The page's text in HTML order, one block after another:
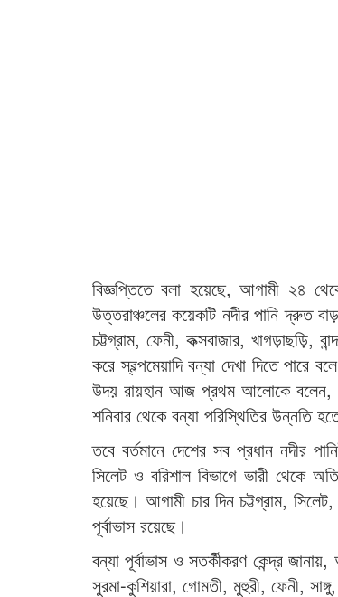
বিজ্ঞপ্তিতে বলা হয়েছে, আগামী ২৪
উত্তরাঞ্চলের কয়েকটি নদীর পানি দ্রুত
চট্টগ্রাম, ফেনী, কক্সবাজার, খাগড়াছড়ি,
করে স্বল্পমেয়াদি বন্যা দেখা দিতে পারে
উদয় রায়হান আজ প্রথম আলোকে বলেন,
শনিবার থেকে বন্যা পরিস্থিতির উন্নতি
তবে বর্তমানে দেশের সব প্রধান নদীর
সিলেট ও বরিশাল বিভাগে ভারী থেকে
হয়েছে। আগামী চার দিন চট্টগ্রাম,
পূর্বাভাস রয়েছে।
বন্যা পূর্বাভাস ও সতর্কীকরণ কেন্দ্র
সুরমা-কুশিয়ারা, গোমতী, মুহুরী, ফেনী,